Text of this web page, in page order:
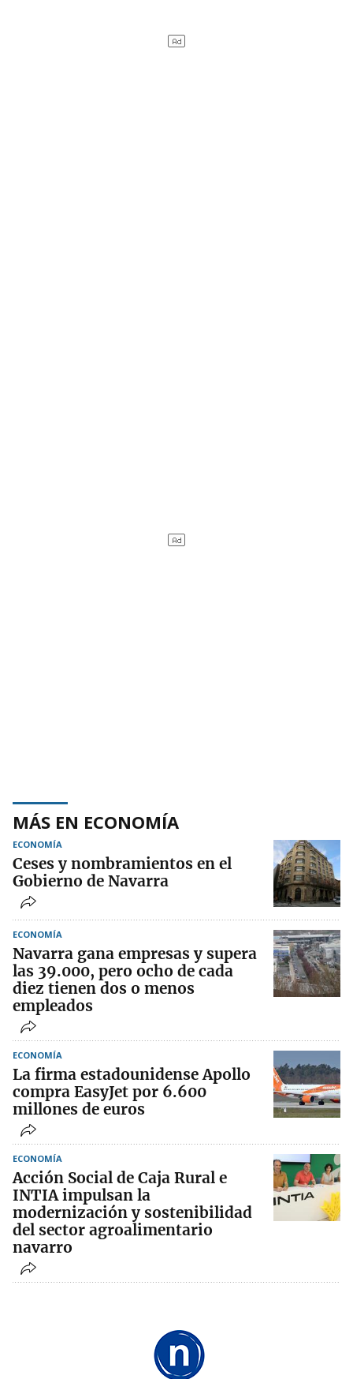
MÁS EN ECONOMÍA
ECONOMÍA
Ceses y nombramientos en el
Gobierno de Navarra
ECONOMÍA
Navarra gana empresas y supera
las 39.000, pero ocho de cada
diez tienen dos o menos
empleados
ECONOMÍA
La firma estadounidense Apollo
compra EasyJet por 6.600
millones de euros
ECONOMÍA
Acción Social de Caja Rural e
INTIA impulsan la
modernización y sostenibilidad
del sector agroalimentario
navarro